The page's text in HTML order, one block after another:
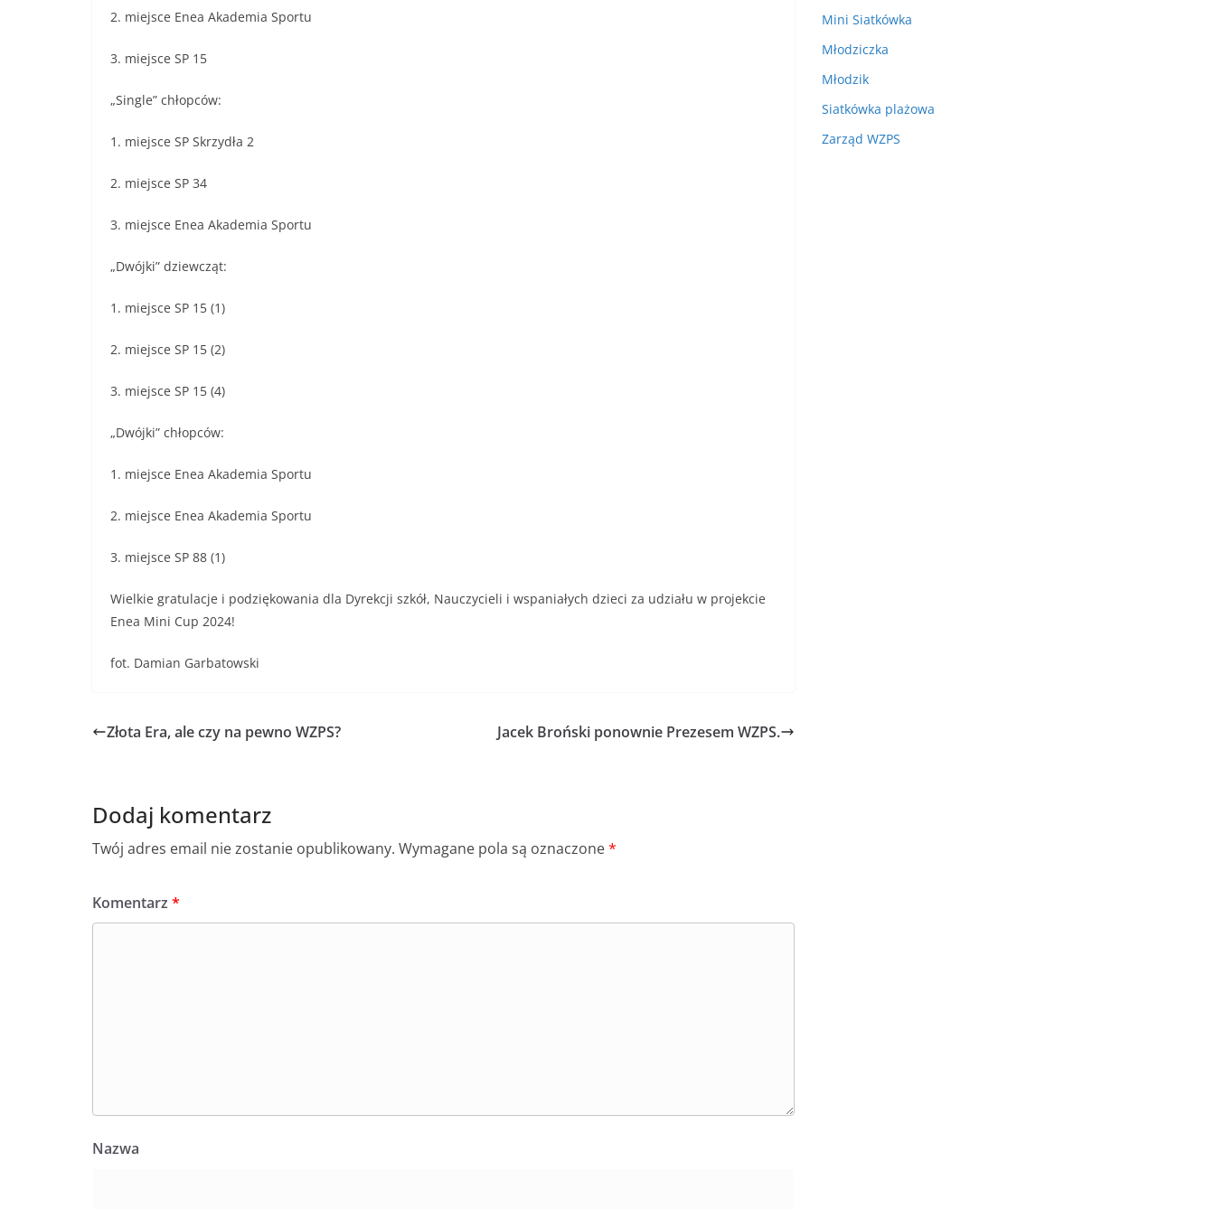
2. miejsce Enea Akademia Sportu
3. miejsce SP 15
„Single” chłopców:
1. miejsce SP Skrzydła 2
2. miejsce SP 34
3. miejsce Enea Akademia Sportu
„Dwójki” dziewcząt:
1. miejsce SP 15 (1)
2. miejsce SP 15 (2)
3. miejsce SP 15 (4)
„Dwójki” chłopców:
1. miejsce Enea Akademia Sportu
2. miejsce Enea Akademia Sportu
3. miejsce SP 88 (1)
Wielkie gratulacje i podziękowania dla Dyrekcji szkół, Nauczycieli i wspaniałych dzieci za udziału w projekcie
Enea Mini Cup 2024!
fot. Damian Garbatowski
Złota Era, ale czy na pewno WZPS? Jacek Broński ponownie Prezesem WZPS.
Dodaj komentarz
Twój adres email nie zostanie opublikowany. Wymagane pola są oznaczone*
Komentarz *
Nazwa
Mini Siatkówka
Młodziczka
Młodzik
Siatkówka plażowa
Zarząd WZPS